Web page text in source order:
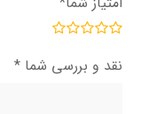
نقد و بررسی شما *